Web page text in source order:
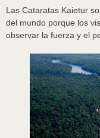
Las Cataratas Kaietur
del mundo porque los
observar la fuerza y el